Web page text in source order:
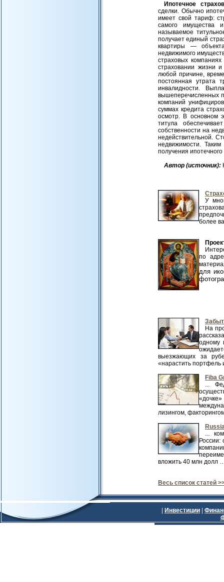
Ипотечное
сделки. Обычно
имеет свой тариф:
самого имущества
называемое
получает единый
квартиры —
недвижимого
страховых
страховании жизни
любой причине,
постоянная утрата
инвалидности.
вышеперечисленных
компаний
суммах кредита
осмотр. В основном
титула
собственности на
недействительной.
недвижимости.
получения
Автор (источник):
У
более
по
для
На
одному
выезжающих за
«нарастить
Fiba
...
лизингом,
...
вложить 40 млн долл
Весь список статей
Инвестиции